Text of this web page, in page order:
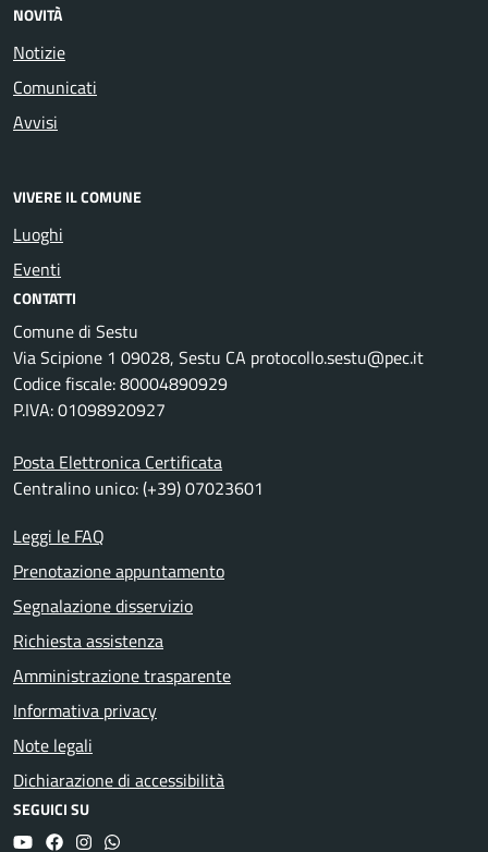
NOVITÀ
Notizie
Comunicati
Avvisi
VIVERE IL COMUNE
Luoghi
Eventi
CONTATTI
Comune di Sestu
Via Scipione 1 09028, Sestu CA protocollo.sestu@pec.it
Codice fiscale: 80004890929
P.IVA: 01098920927
Posta Elettronica Certificata
Centralino unico: (+39) 07023601
Leggi le FAQ
Prenotazione appuntamento
Segnalazione disservizio
Richiesta assistenza
Amministrazione trasparente
Informativa privacy
Note legali
Dichiarazione di accessibilità
SEGUICI SU
YouTubeFacebookInstagram
Whatsapp